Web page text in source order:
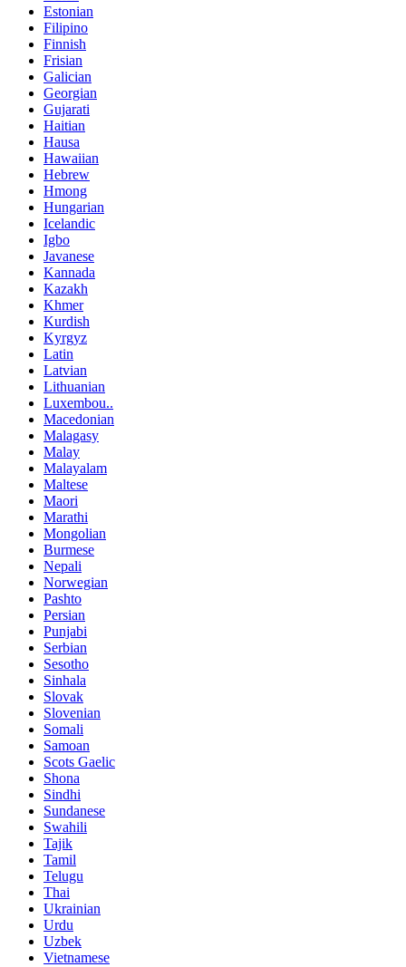
Estonian
Filipino
Finnish
Frisian
Galician
Georgian
Gujarati
Haitian
Hausa
Hawaiian
Hebrew
Hmong
Hungarian
Icelandic
Igbo
Javanese
Kannada
Kazakh
Khmer
Kurdish
Kyrgyz
Latin
Latvian
Lithuanian
Luxembou..
Macedonian
Malagasy
Malay
Malayalam
Maltese
Maori
Marathi
Mongolian
Burmese
Nepali
Norwegian
Pashto
Persian
Punjabi
Serbian
Sesotho
Sinhala
Slovak
Slovenian
Somali
Samoan
Scots Gaelic
Shona
Sindhi
Sundanese
Swahili
Tajik
Tamil
Telugu
Thai
Ukrainian
Urdu
Uzbek
Vietnamese